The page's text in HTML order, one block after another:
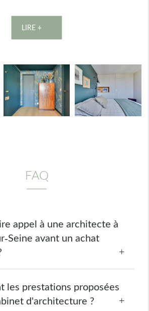
LIRE +
FAQ
appel à une architecte à
Seine avant un achat
les prestations proposées
d'architecture ?